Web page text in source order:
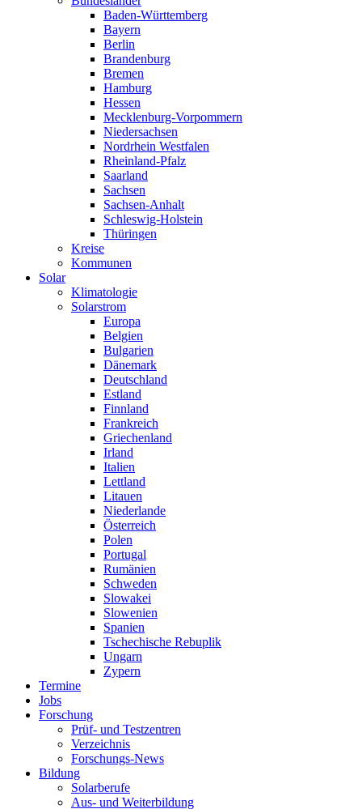
Baden-Württemberg
Bayern
Berlin
Brandenburg
Bremen
Hamburg
Hessen
Mecklenburg-Vorpommern
Niedersachsen
Nordrhein Westfalen
Rheinland-Pfalz
Saarland
Sachsen
Sachsen-Anhalt
Schleswig-Holstein
Thüringen
Kreise
Kommunen
Solar
Klimatologie
Solarstrom
Europa
Belgien
Bulgarien
Dänemark
Deutschland
Estland
Finnland
Frankreich
Griechenland
Irland
Italien
Lettland
Litauen
Niederlande
Österreich
Polen
Portugal
Rumänien
Schweden
Slowakei
Slowenien
Spanien
Tschechische Rebuplik
Ungarn
Zypern
Termine
Jobs
Forschung
Prüf- und Testzentren
Verzeichnis
Forschungs-News
Bildung
Solarberufe
Aus- und Weiterbildung